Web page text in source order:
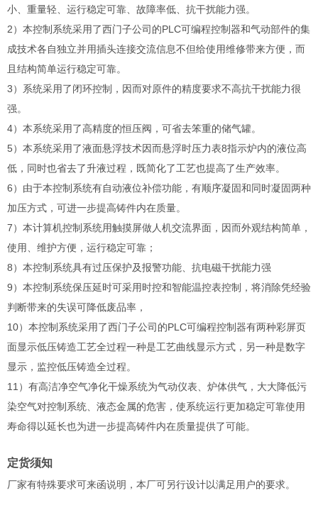
小、重量轻、运行稳定可靠、故障率低、抗干扰能力强。
2）本控制系统采用了西门子公司的PLC可编程控制器和气动部件的集
成技术各自独立并用插头连接交流信息不但给使用维修带来方便，而
且结构简单运行稳定可靠。
3）系统采用了闭环控制，因而对原件的精度要求不高抗干扰能力很
强。
4）本系统采用了高精度的恒压阀，可省去笨重的储气罐。
5）本系统采用了液面悬浮技术因而悬浮时压力表8指示炉内的液位高
低，同时也省去了升液过程，既简化了工艺也提高了生产效率。
6）由于本控制系统有自动液位补偿功能，有顺序凝固和同时凝固两种
加压方式，可进一步提高铸件内在质量。
7）本计算机控制系统用触摸屏做人机交流界面，因而外观结构简单，
使用、维护方便，运行稳定可靠；
8）本控制系统具有过压保护及报警功能、抗电磁干扰能力强
9）本控制系统保压延时可采用时控和智能温控表控制，将消除凭经验
判断带来的失误可降低废品率，
10）本控制系统采用了西门子公司的PLC可编程控制器有两种彩屏页
面显示低压铸造工艺全过程一种是工艺曲线显示方式，另一种是数字
显示，监控低压铸造全过程。
11）有高洁净空气净化干燥系统为气动仪表、炉体供气，大大降低污
染空气对控制系统、液态金属的危害，使系统运行更加稳定可靠使用
寿命得以延长也为进一步提高铸件内在质量提供了可能。
定货须知
厂家有特殊要求可来函说明，本厂可另行设计以满足用户的要求。